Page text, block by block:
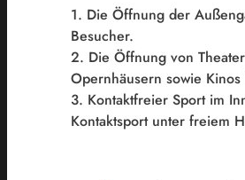
1. Die Öffnung der
Besucher.
2. Die Öffnung von
Opernhäusern sowie
3. Kontaktfreier Sport im
Kontaktsport unter freiem